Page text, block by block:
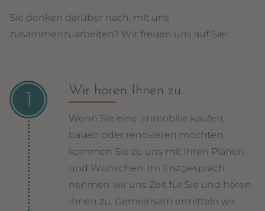
Sie denken darüber nach, mit uns
zusammenzuarbeiten? Wir freuen uns auf Sie!
Wir hören Ihnen zu.
Wenn Sie eine Immobilie kaufen,
bauen oder renovieren möchten,
kommen Sie zu uns mit Ihren Plänen
und Wünschen. Im Erstgespräch
nehmen wir uns Zeit für Sie und hören
Ihnen zu. Gemeinsam ermitteln wir